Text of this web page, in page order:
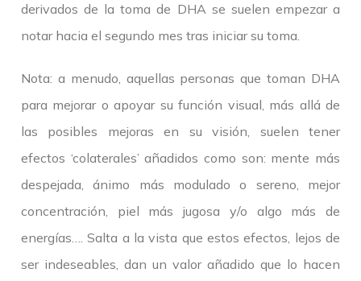
derivados de la toma de DHA se suelen empezar a
notar hacia el segundo mes tras iniciar su toma.
Nota: a menudo, aquellas personas que toman DHA
para mejorar o apoyar su función visual, más allá de
las posibles mejoras en su visión, suelen tener
efectos ‘colaterales’ añadidos como son: mente más
despejada, ánimo más modulado o sereno, mejor
concentración, piel más jugosa y/o algo más de
energías…. Salta a la vista que estos efectos, lejos de
ser indeseables, dan un valor añadido que lo hacen